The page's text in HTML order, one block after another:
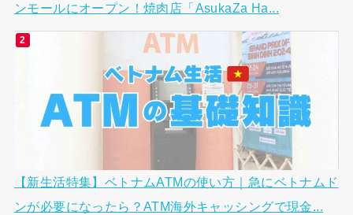
ンモールにオープン！焼肉店「AsukaZa Ha...
【新生活特集】ベトナムATMの使い方｜急にベトナムド
ンが必要になったら？ATM海外キャッシングで現金...